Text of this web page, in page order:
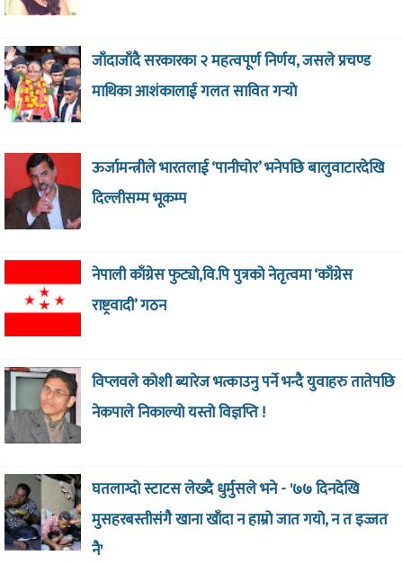
जाँदाजाँदै सरकारका २ महत्वपूर्ण निर्णय, जसले प्रचण्ड
माथिका आशंकालाई गलत सावित गर्‍याे
ऊर्जामन्त्रीले भारतलाई ‘पानीचोर’ भनेपछि बालुवाटारदेखि
दिल्लीसम्म भूकम्प
नेपाली काँग्रेस फुट्यो,वि.पि पुत्रको नेतृत्वमा ‘काँग्रेस
राष्ट्रवादी’ गठन
विप्लवले कोशी ब्यारेज भत्काउनु पर्ने भन्दै युवाहरु तातेपछि
नेकपाले निकाल्यो यस्तो विज्ञप्ति !
घतलाग्दो स्टाटस लेख्दै धुर्मुसले भने - '७७ दिनदेखि
मुसहरबस्तीसंगै खाना खाँदा न हाम्रो जात गयो, न त इज्जत
नै'